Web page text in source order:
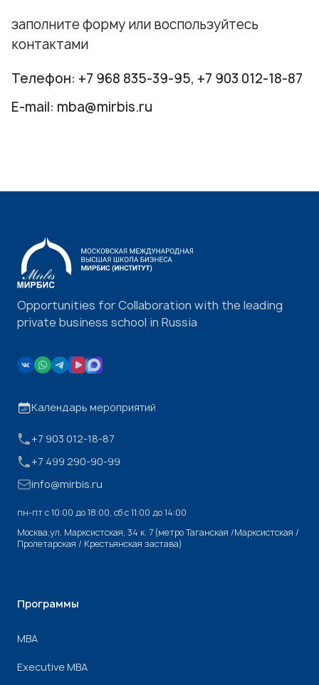
заполните форму или воспользуйтесь
контактами
Телефон: +7 968 835-39-95, +7 903 012-18-87
E-mail: mba@mirbis.ru
Opportunities for Collaboration with the leading
private business school in Russia
Календарь мероприятий
+7 903 012-18-87
+7 499 290-90-99
info@mirbis.ru
пн-пт с 10:00 до 18:00, cб с 11:00 до 14:00
Москва,ул. Марксистская, 34 к. 7 (метро Таганская /Марксистская /
Пролетарская / Крестьянская застава)
Программы
МВА
Executive MBA